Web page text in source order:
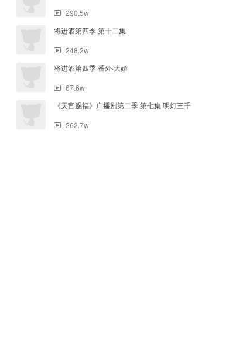
290.5w
将进酒第四季·第十二集
248.2w
将进酒第四季·番外·大婚
67.6w
《天官赐福》广播剧第二季·第七集·明灯三千
262.7w